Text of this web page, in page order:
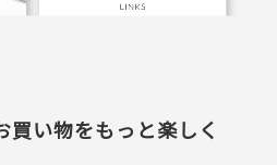
買い物をもっと楽しく